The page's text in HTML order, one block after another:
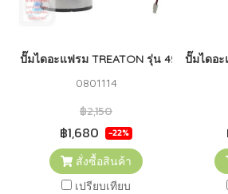
ปั๊มไดอะแฟรม TREATON รุ่น 450 GPD +
0801114
฿2,150
฿1,680 -22%
สั่งซื้อสินค้า
เปรียบเทียบ
ปั๊มไดอะ